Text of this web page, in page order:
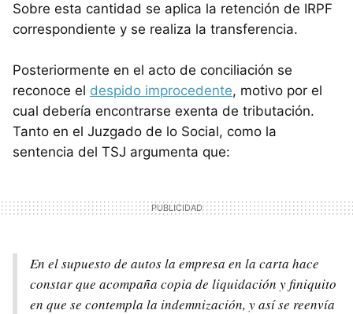
Sobre esta cantidad se aplica la retención de IRPF
correspondiente y se realiza la transferencia.
Posteriormente en el acto de conciliación se
reconoce el despido improcedente, motivo por el
cual debería encontrarse exenta de tributación.
Tanto en el Juzgado de lo Social, como la
sentencia del TSJ argumenta que:
En el supuesto de autos la empresa en la carta hace
constar que acompaña copia de liquidación y finiquito
en que se contempla la indemnización, y así se reenvía